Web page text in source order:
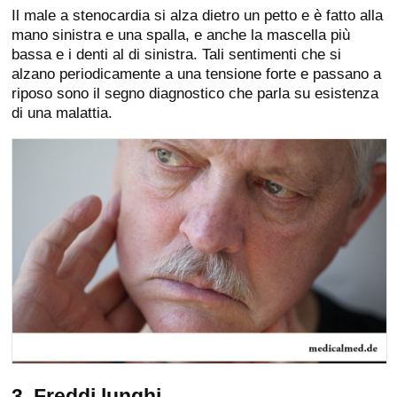
Il male a stenocardia si alza dietro un petto e è fatto alla
mano sinistra e una spalla, e anche la mascella più
bassa e i denti al di sinistra. Tali sentimenti che si
alzano periodicamente a una tensione forte e passano a
riposo sono il segno diagnostico che parla su esistenza
di una malattia.